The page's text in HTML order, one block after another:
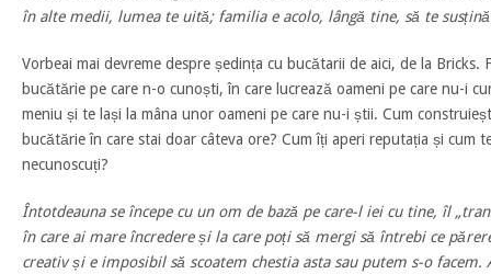
în alte medii, lumea te uită; familia e acolo, lângă tine, să te
Vorbeai mai devreme despre ședința cu bucătarii de aici, de la Bricks.
bucătărie pe care n-o cunoști, în care lucrează oameni pe care nu-i
meniu și te lași la mâna unor oameni pe care nu-i știi. Cum
bucătărie în care stai doar câteva ore? Cum îți aperi reputația și cum
necunoscuți?
Întotdeauna se începe cu un om de bază pe care-l iei cu tine, îl
în care ai mare încredere și la care poți să mergi să întrebi ce
creativ și e imposibil să scoatem chestia asta sau putem s-o